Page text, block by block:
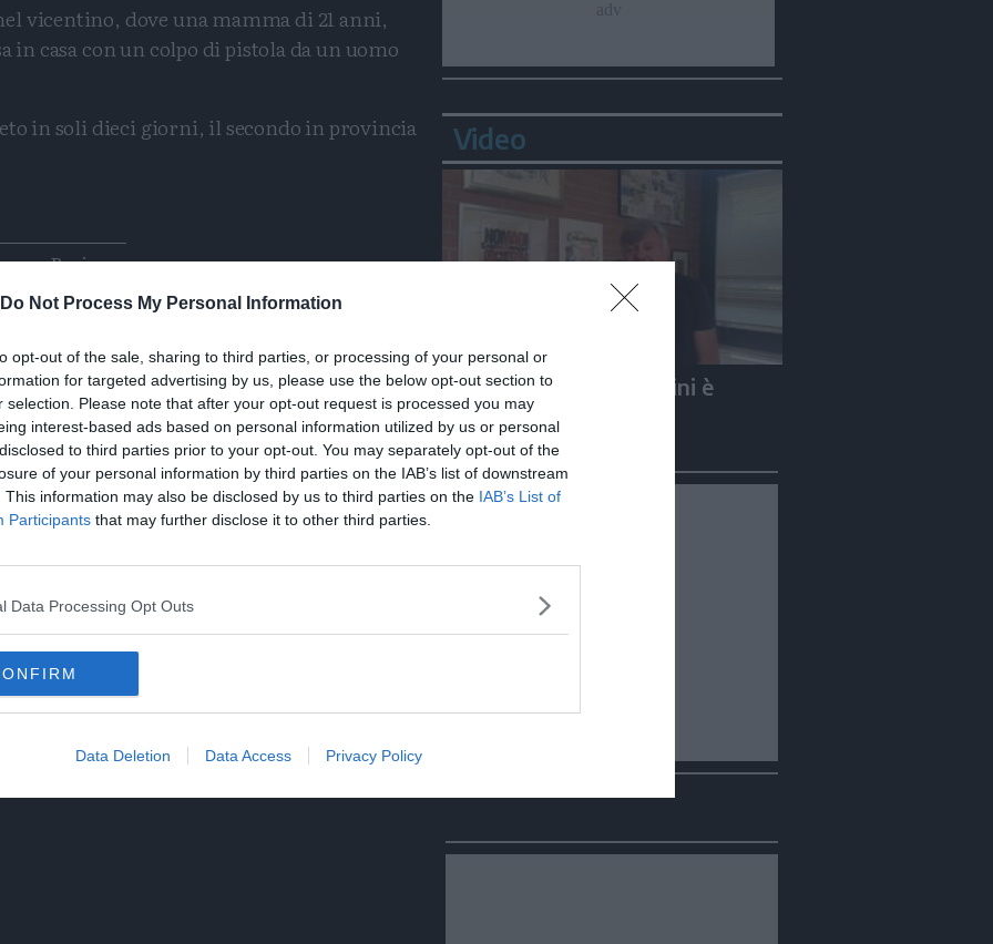
Do Not Process My Personal Information
opt-out of the sale, sharing to third parties, or processing of your personal or
for targeted advertising by us, please use the below opt-out section to
selection. Please note that after your opt-out request is processed you may
interest-based ads based on personal information utilized by us or personal
to third parties prior to your opt-out. You may separately opt-out of the
of your personal information by third parties on the IAB’s list of downstream
This information may also be disclosed by us to third parties on the IAB’s List of
Participants that may further disclose it to other third parties.
Data Processing Opt Outs
Data Deletion Data Access Privacy Policy
vicentino, dove una mamma di 21 anni,
in casa con un colpo di pistola da un uomo
in soli dieci giorni, il secondo in provincia
Ravina
Video
Beppe Carletti: «Guccini è
stato un Nomade»